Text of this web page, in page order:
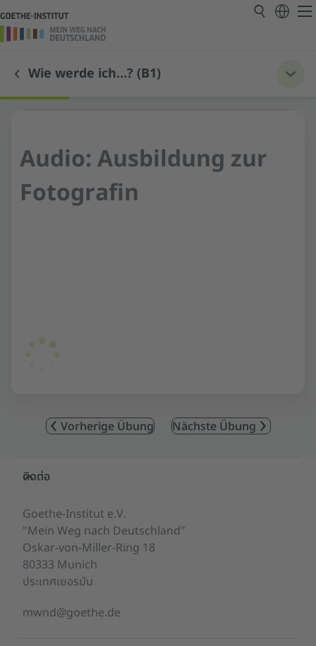
Wie werde ich…? (B1)
Audio: Ausbildung zur
Fotografin
Vorherige Übung Nächste Übung
Service- und Informationsbereich
ติดต่อ
Goethe-Institut e.V.
"Mein Weg nach Deutschland"
Oskar-von-Miller-Ring 18
80333 Munich
ประเทศเยอรมัน
mwnd@goethe.de